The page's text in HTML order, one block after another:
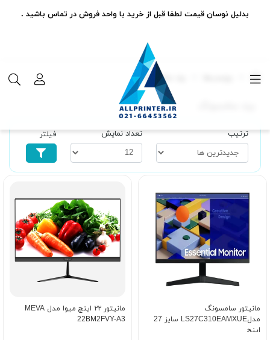
برند سامسونگ
ترتیب تعداد نمایش فیلتر
مانیتور سامسونگ
مدلLS27C310EAMXUE سایز 27
اینچ
مانیتور ۲۲ اینچ میوا مدل MEVA
22BM2FVY-A3
بدلیل نوسان قیمت لطفا قبل از خرید با واحد فروش در تماس باشید .